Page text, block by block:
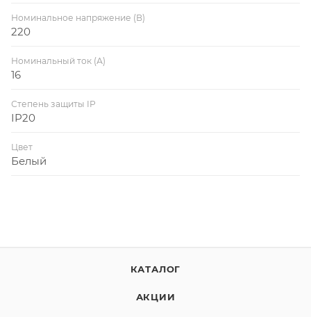
Номинальное напряжение (В)
220
Номинальный ток (А)
16
Степень защиты IP
IP20
Цвет
Белый
КАТАЛОГ
АКЦИИ